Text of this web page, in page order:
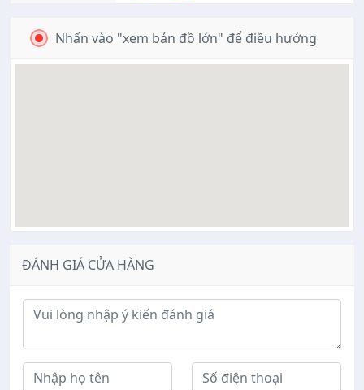
Nhấn vào "xem bản đồ lớn" để điều hướng
ĐÁNH GIÁ CỬA HÀNG
Ý kiến đánh giá